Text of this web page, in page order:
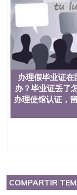
办理假毕业证
办？毕业证丢了
办理使馆认证，
COMPARTIR